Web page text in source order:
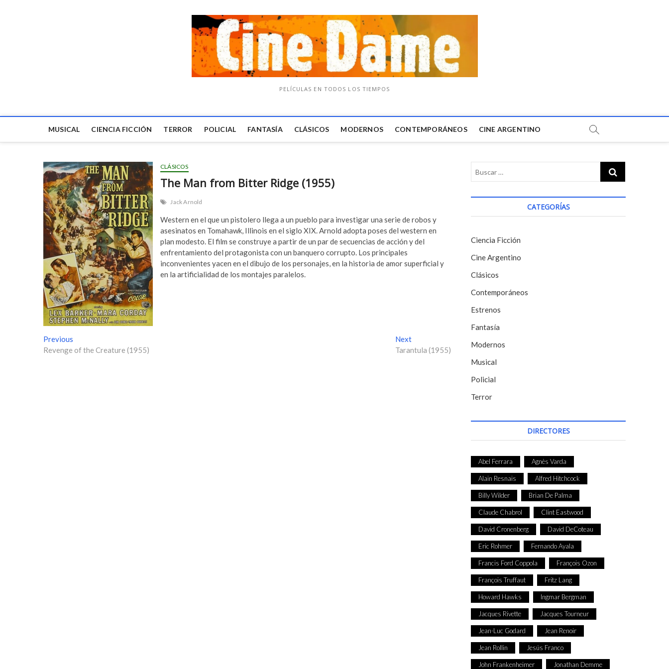
PELÍCULAS EN TODOS LOS TIEMPOS
MUSICAL CIENCIA FICCIÓN TERROR POLICIAL FANTASÍA CLÁSICOS MODERNOS CONTEMPORÁNEOS CINE ARGENTINO
CLÁSICOS
The Man from Bitter Ridge (1955)
Jack Arnold
Western en el que un pistolero llega a un pueblo para investigar una serie de robos y
asesinatos en Tomahawk, Illinois en el siglo XIX. Arnold adopta poses del western en
plan modesto. El film se construye a partir de un par de secuencias de acción y del
enfrentamiento del protagonista con un banquero corrupto. Los principales
inconvenientes yacen en el dibujo de los personajes, en la historia de amor superficial y
en la artificialidad de los montajes paralelos.
N
a
Previous
r
Revenge of the Creature (1955)
Next
e
Tarantula (1955)
CATEGORÍAS
Ciencia Ficción
Cine Argentino
Clásicos
Contemporáneos
Estrenos
Fantasía
Modernos
Musical
Policial
Terror
DIRECTORES
Abel Ferrara Agnès Varda
Alain Resnais Alfred Hitchcock
Billy Wilder Brian De Palma
Claude Chabrol Clint Eastwood
David Cronenberg David DeCoteau
Eric Rohmer Fernando Ayala
Francis Ford Coppola François Ozon
François Truffaut Fritz Lang
Howard Hawks Ingmar Bergman
Jacques Rivette Jacques Tourneur
Jean-Luc Godard Jean Renoir
Jean Rollin Jesús Franco
John Frankenheimer Jonathan Demme